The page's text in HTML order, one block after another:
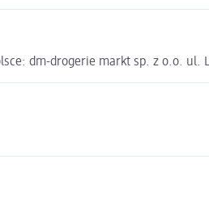
dm-drogerie markt sp. z o.o. ul.